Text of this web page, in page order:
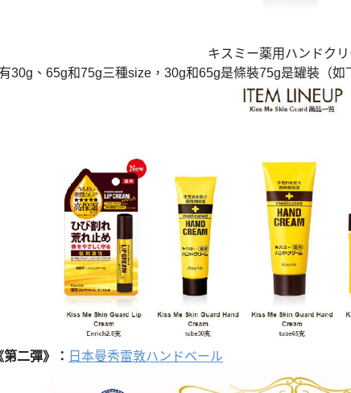
番」日本轉運基本教學
キスミー薬用ハンドク
30g 、 65g和75g三種size ， 30g和65g是條裝75g是罐裝（如
二彈》 ： 日本曼秀雷敦ハンドベール